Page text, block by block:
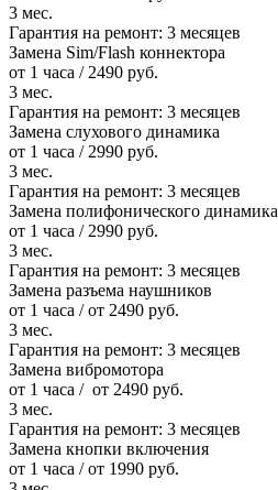
3 мес.
Гарантия на ремонт: 3 месяцев
Замена Sim/Flash коннектора
от 1 часа / 2490 руб.
3 мес.
Гарантия на ремонт: 3 месяцев
Замена слухового динамика
от 1 часа / 2990 руб.
3 мес.
Гарантия на ремонт: 3 месяцев
Замена полифонического динамика
от 1 часа / 2990 руб.
3 мес.
Гарантия на ремонт: 3 месяцев
Замена разъема наушников
от 1 часа / от 2490 руб.
3 мес.
Гарантия на ремонт: 3 месяцев
Замена вибромотора
от 1 часа / от 2490 руб.
3 мес.
Гарантия на ремонт: 3 месяцев
Замена кнопки включения
от 1 часа / от 1990 руб.